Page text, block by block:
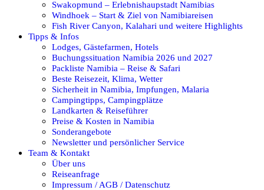
Swakopmund – Erlebnishaupstadt Namibias
Windhoek – Start & Ziel von Namibiareisen
Fish River Canyon, Kalahari und weitere Highlights
Tipps & Infos
Lodges, Gästefarmen, Hotels
Buchungssituation Namibia 2026 und 2027
Packliste Namibia – Reise & Safari
Beste Reisezeit, Klima, Wetter
Sicherheit in Namibia, Impfungen, Malaria
Campingtipps, Campingplätze
Landkarten & Reiseführer
Preise & Kosten in Namibia
Sonderangebote
Newsletter und persönlicher Service
Team & Kontakt
Über uns
Reiseanfrage
Impressum / AGB / Datenschutz